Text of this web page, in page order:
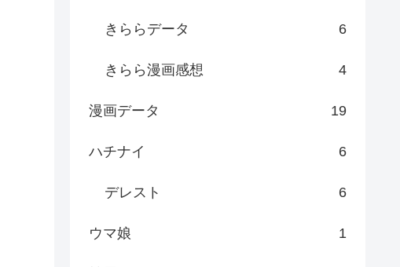
きららデータ 6
きらら漫画感想 4
漫画データ 19
ハチナイ 6
デレスト 6
ウマ娘 1